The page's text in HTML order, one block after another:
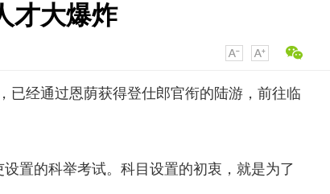
才大爆炸
已经通过恩荫获得登仕郎官衔的陆游，前往临
置的科举考试。科目设置的初衷，就是为了